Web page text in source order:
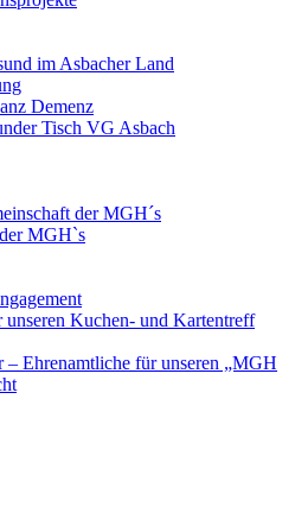
im Asbacher Land
Demenz
Tisch VG Asbach
der MGH´s
MGH`s
unseren Kuchen- und Kartentreff
– Ehrenamtliche für unseren „MGH